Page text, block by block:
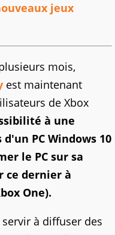
jeux
mois,
est maintenant
de Xbox
à une
PC Windows 10
le PC sur sa
ce dernier à
One).
à diffuser des